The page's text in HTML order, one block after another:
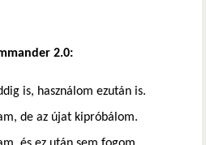
2.0:
is, használom ezután is.
de az újat kipróbálom.